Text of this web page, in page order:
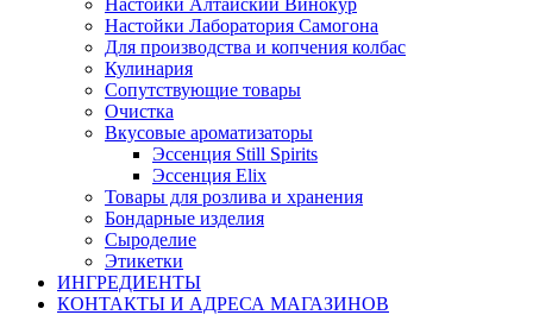
Настойки Лаборатория Самогона
Для производства и копчения колбас
Кулинария
Сопутствующие товары
Очистка
Вкусовые ароматизаторы
Эссенция Still Spirits
Эссенция Elix
Товары для розлива и хранения
Бондарные изделия
Cыроделие
Этикетки
ИНГРЕДИЕНТЫ
КОНТАКТЫ И АДРЕСА МАГАЗИНОВ